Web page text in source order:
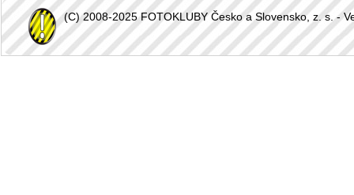
(C) 2008-2025 FOTOKLUBY Česko a Slovensko, z. s. -